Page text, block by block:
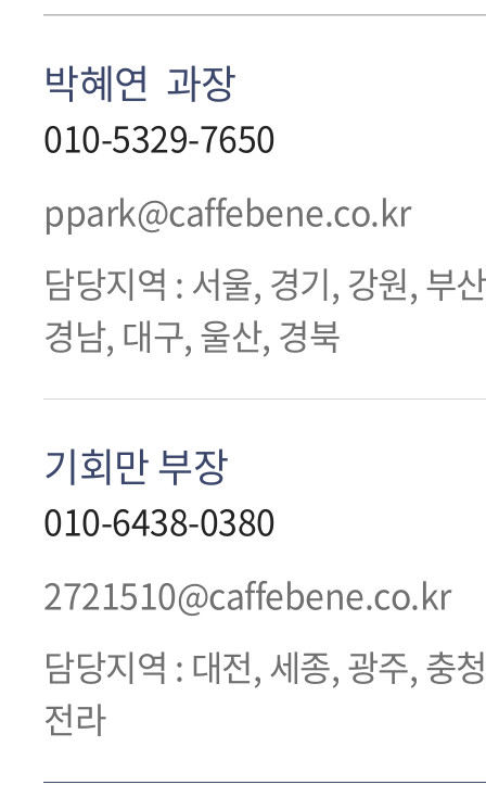
박혜연 과장
010-5329-7650
ppark@caffebene.co.kr
담당지역 : 서울, 경기, 강원, 부
경남, 대구, 울산, 경북
기회만 부장
010-6438-0380
2721510@caffebene.co.kr
담당지역 : 대전, 세종, 광주, 충
전라